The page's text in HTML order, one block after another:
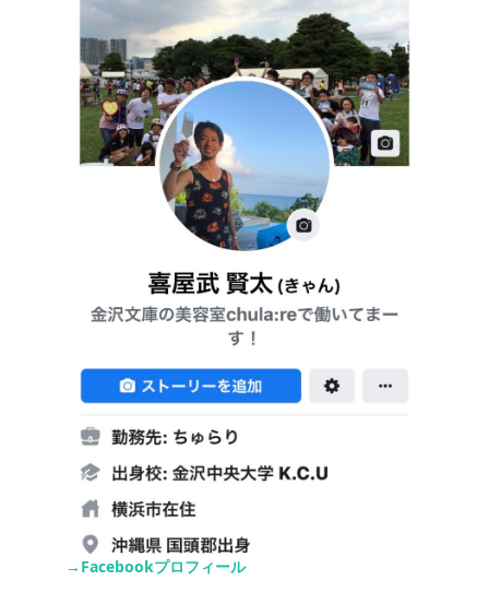
→Facebookプロフィール